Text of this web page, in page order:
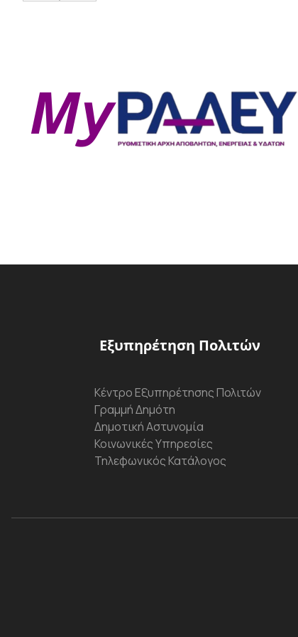
Εξυπηρέτηση Πολιτών
Κέντρο Εξυπηρέτησης Πολιτών
Γραμμή Δημότη
Δημοτική Αστυνομία
Κοινωνικές Υπηρεσίες
Τηλεφωνικός Κατάλογος